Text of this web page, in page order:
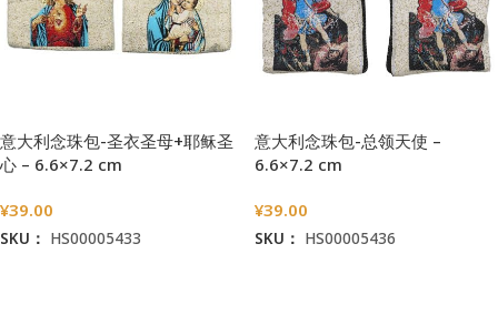
意大利念珠包-圣衣圣母+耶稣圣
心 – 6.6×7.2 cm
¥39.00
SKU： HS00005433
意大利念珠包-总领天使 –
6.6×7.2 cm
¥39.00
SKU： HS00005436